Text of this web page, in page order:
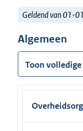
Geldend van 01-
Algemeen
Toon